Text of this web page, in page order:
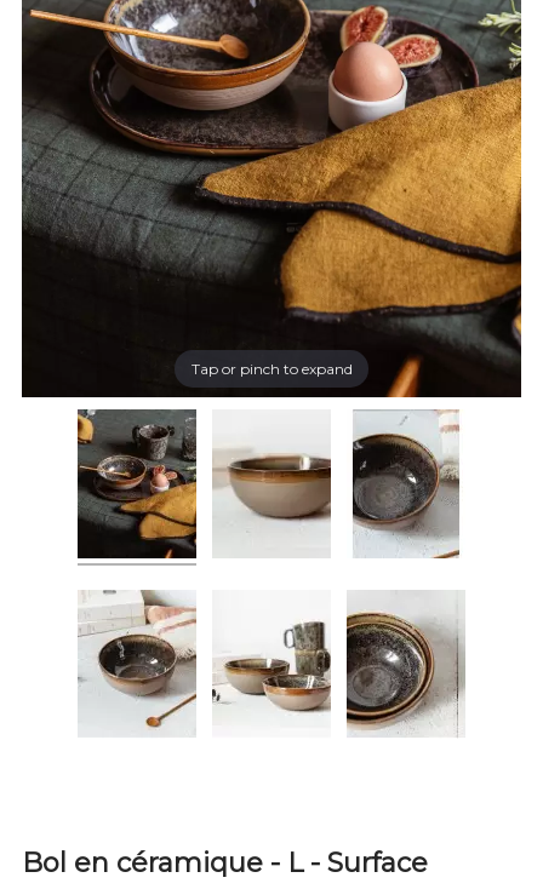
Tap or pinch to expand
Bol en céramique - L - Surface